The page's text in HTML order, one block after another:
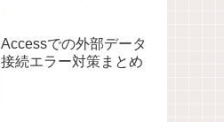
Accessでの外部データ
接続エラー対策まとめ